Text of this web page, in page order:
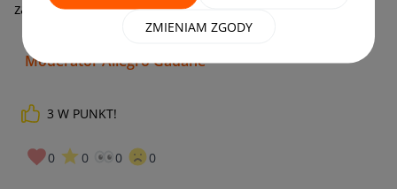
ZMIENIAM ZGODY
zakupu do zakładki „Moje zakupy”.
Grzesiek
Moderator Allegro Gadane
3 W PUNKT!
0 0 0 0